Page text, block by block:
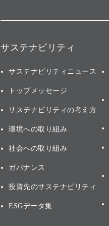
サステナビリティ
サステナビリティニュース
トップメッセージ
サステナビリティの考え方
環境への取り組み
社会への取り組み
ガバナンス
投資先のサステナビリティ
ESGデータ集